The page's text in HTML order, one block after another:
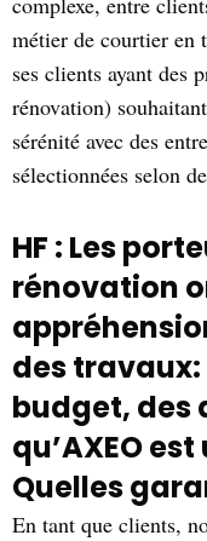
métier de courtier en
ses clients ayant des
rénovation)
sérénité avec des
sélectionnées selon
HF : Les
rénovation
des
budget, des
qu’AXEO
Quelles
En tant que clients,